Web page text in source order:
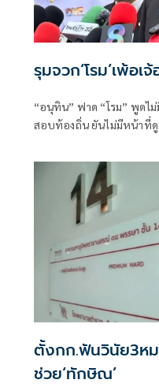
รุมจวก‘โรม’เพ้อเ
“อนุทิน” ฟาด “โรม” พูดไ
สอบท้องถิ่น ยันไม่มีหน้าที่
ตั้งกก.ฟันวินัย3ห
ช่วย‘ทักษิณ’